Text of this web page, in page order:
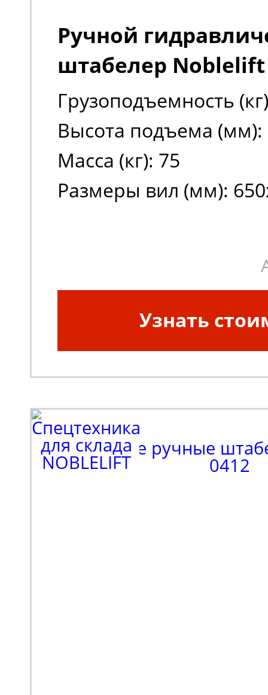
Ручной
штабелер Noblelift
Грузоподъемность
Высота подъема (мм):
Масса (кг): 75
Размеры вил (мм):
Узнать